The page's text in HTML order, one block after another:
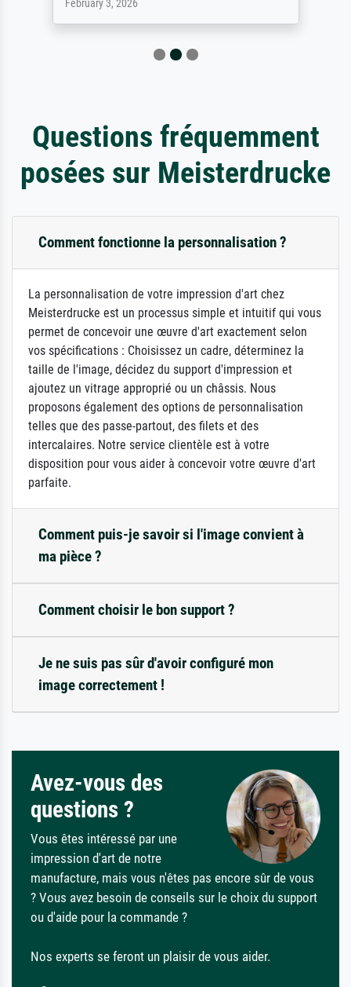
February 3, 2026
Questions fréquemment
posées sur Meisterdrucke
Comment fonctionne la personnalisation ?
La personnalisation de votre impression d'art chez
Meisterdrucke est un processus simple et intuitif qui vous
permet de concevoir une œuvre d'art exactement selon
vos spécifications : Choisissez un cadre, déterminez la
taille de l'image, décidez du support d'impression et
ajoutez un vitrage approprié ou un châssis. Nous
proposons également des options de personnalisation
telles que des passe-partout, des filets et des
intercalaires. Notre service clientèle est à votre
disposition pour vous aider à concevoir votre œuvre d'art
parfaite.
Comment puis-je savoir si l'image convient à
ma pièce ?
Comment choisir le bon support ?
Je ne suis pas sûr d'avoir configuré mon
image correctement !
Avez-vous des
questions ?
Vous êtes intéressé par une
impression d'art de notre
manufacture, mais vous n'êtes pas encore sûr de vous
? Vous avez besoin de conseils sur le choix du support
ou d'aide pour la commande ?
Nos experts se feront un plaisir de vous aider.